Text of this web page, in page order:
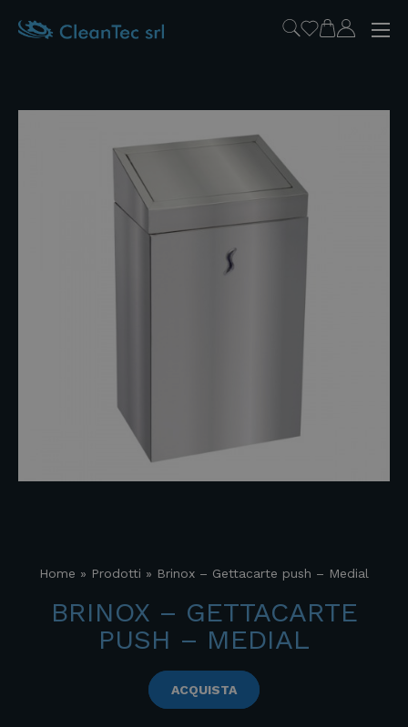
Home » Prodotti » Brinox – Gettacarte push – Medial
BRINOX – GETTACARTE
PUSH – MEDIAL
ACQUISTA